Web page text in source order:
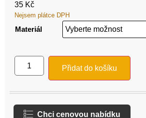
35 Kč
Nejsem plátce DPH
Materiál
Přidat do košíku
Chci cenovou nabídku